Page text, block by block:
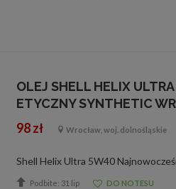
OLEJ SHELL HELIX
ETYCZNY SYNTHETIC
98 zł Wrocław, woj. dolnośląskie
Podbite: 31 lip DO NOTESU